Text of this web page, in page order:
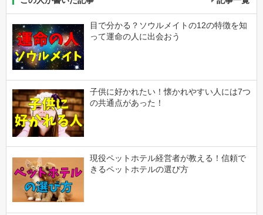
目で分かる？ソウルメイトの12の特徴を知
って運命の人に出会おう
子供に好かれたい！懐かれやすい人には7つ
の共通点があった！
現役ペットホテル経営者が教える！信頼で
きるペットホテルの選び方